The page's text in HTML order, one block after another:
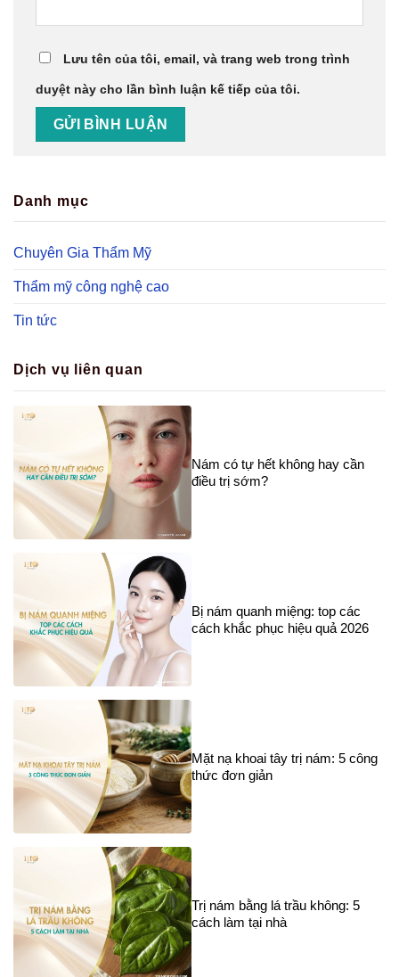
Lưu tên của tôi, email, và trang web trong trình
duyệt này cho lần bình luận kế tiếp của tôi.
Danh mục
Chuyên Gia Thẩm Mỹ
Thẩm mỹ công nghệ cao
Tin tức
Dịch vụ liên quan
Nám có tự hết không hay cần
điều trị sớm?
Bị nám quanh miệng: top các
cách khắc phục hiệu quả 2026
Mặt nạ khoai tây trị nám: 5 công
thức đơn giản
Trị nám bằng lá trầu không: 5
cách làm tại nhà